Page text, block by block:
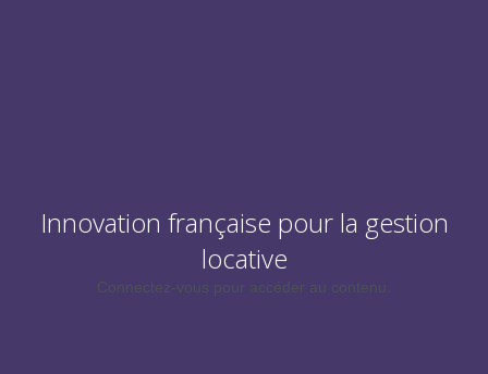
Innovation française pour la gestion
locative
Connectez-vous pour accéder au contenu.